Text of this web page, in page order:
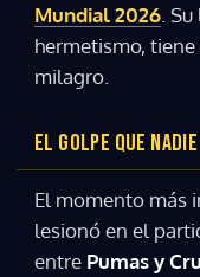
Mundial 2026 .
hermetismo,
milagro.
EL GOLPE QUE
El momento más
lesionó en el
entre Pumas y